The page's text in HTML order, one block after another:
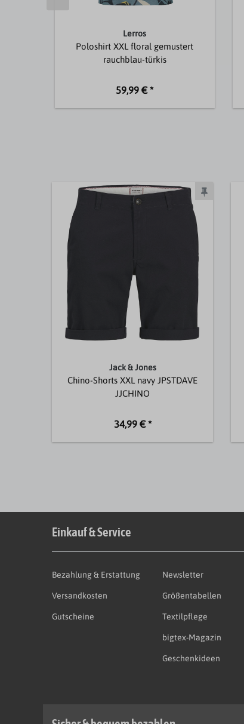
Lerros
Poloshirt XXL floral gemustert
rauchblau-türkis
59,99 € *
Jack & Jones
Chino-Shorts XXL navy JPSTDAVE
JJCHINO
34,99 € *
Einkauf & Service
Bezahlung & Erstattung
Versandkosten
Gutscheine
Newsletter
Größentabellen
Textilpflege
bigtex-Magazin
Geschenkideen